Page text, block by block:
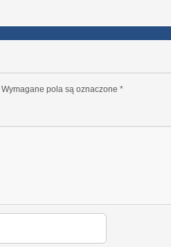
Wymagane pola są oznaczone *